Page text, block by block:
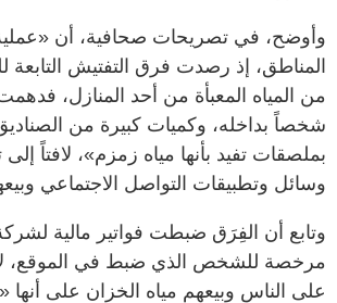
وأوضح، في تصريحات صحافية، أن
المناطق، إذ رصدت فرق التفتيش
من المياه المعبأة من أحد المنازل،
شخصاً بداخله، وكميات كبيرة من الصناديق
بملصقات تفيد بأنها مياه زمزم»، لافتاً
وسائل وتطبيقات التواصل الاجتماعي
وتابع أن الفِرَق ضبطت فواتير مالية
مرخصة للشخص الذي ضبط في الموقع،
على الناس وبيعهم مياه الخزان على